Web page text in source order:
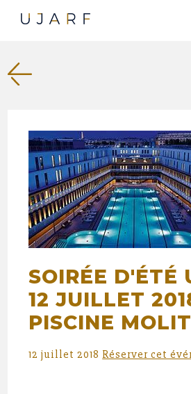
SOIRÉE D'ÉTÉ
12 JUILLET
PISCINE
12 juillet 2018 Réserver cet